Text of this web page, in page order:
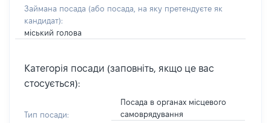
Займана посада (або посада, на яку претендуєте як
кандидат):
міський голова
Категорія посади (заповніть, якщо це вас
стосується):
Тип посади:
Посада в органах місцевого
самоврядування